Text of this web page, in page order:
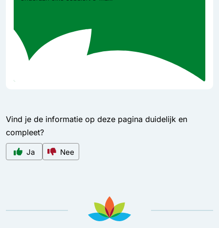
Vind je de informatie op deze pagina duidelijk en
compleet?
Ja Nee